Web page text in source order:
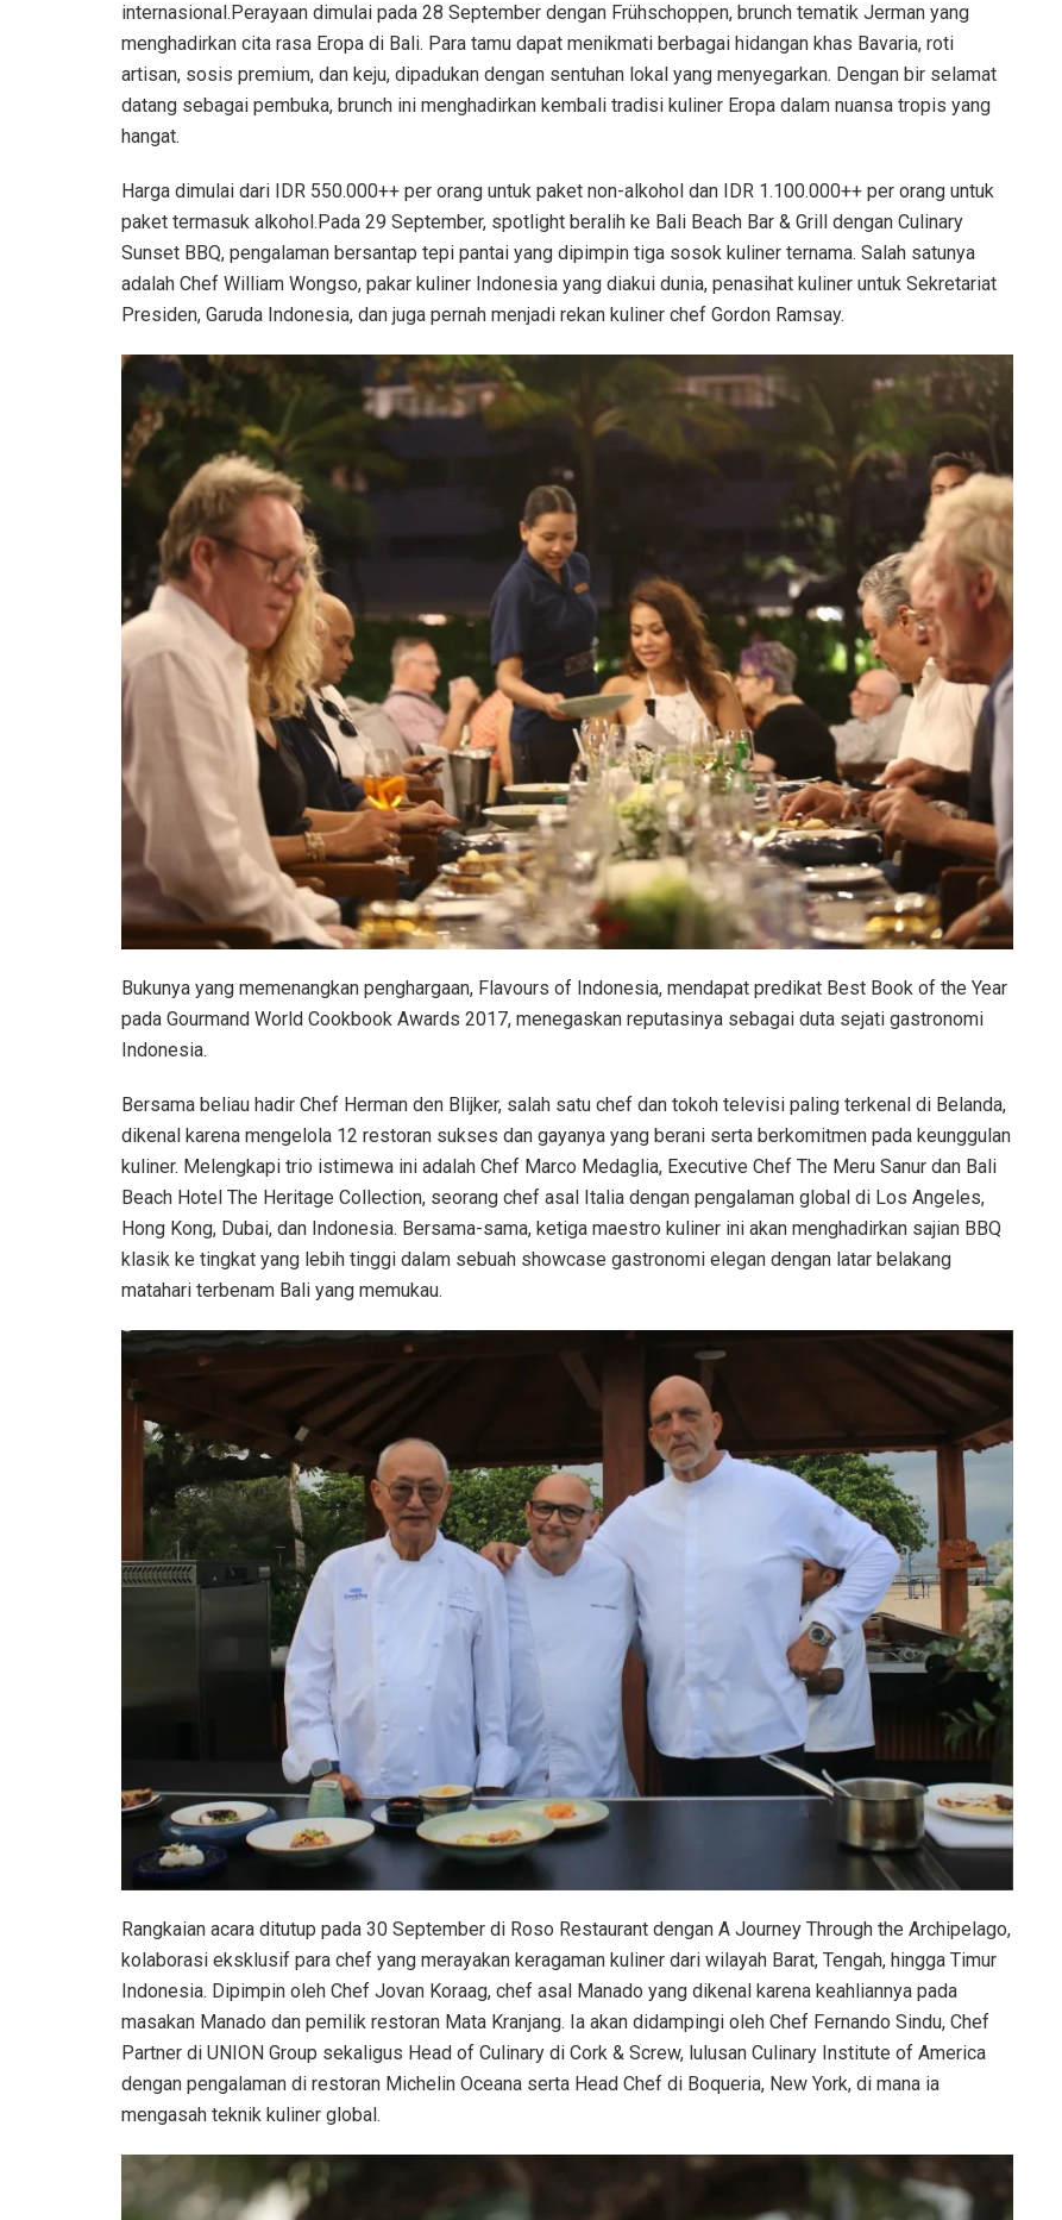
internasional.Perayaan dimulai pada 28 September dengan Frühschoppen, brunch tematik Jerman yang
menghadirkan cita rasa Eropa di Bali. Para tamu dapat menikmati berbagai hidangan khas Bavaria, roti
artisan, sosis premium, dan keju, dipadukan dengan sentuhan lokal yang menyegarkan. Dengan bir selamat
datang sebagai pembuka, brunch ini menghadirkan kembali tradisi kuliner Eropa dalam nuansa tropis yang
hangat.
Harga dimulai dari IDR 550.000++ per orang untuk paket non-alkohol dan IDR 1.100.000++ per orang untuk
paket termasuk alkohol.Pada 29 September, spotlight beralih ke Bali Beach Bar & Grill dengan Culinary
Sunset BBQ, pengalaman bersantap tepi pantai yang dipimpin tiga sosok kuliner ternama. Salah satunya
adalah Chef William Wongso, pakar kuliner Indonesia yang diakui dunia, penasihat kuliner untuk Sekretariat
Presiden, Garuda Indonesia, dan juga pernah menjadi rekan kuliner chef Gordon Ramsay.
Bukunya yang memenangkan penghargaan, Flavours of Indonesia, mendapat predikat Best Book of the Year
pada Gourmand World Cookbook Awards 2017, menegaskan reputasinya sebagai duta sejati gastronomi
Indonesia.
Bersama beliau hadir Chef Herman den Blijker, salah satu chef dan tokoh televisi paling terkenal di Belanda,
dikenal karena mengelola 12 restoran sukses dan gayanya yang berani serta berkomitmen pada keunggulan
kuliner. Melengkapi trio istimewa ini adalah Chef Marco Medaglia, Executive Chef The Meru Sanur dan Bali
Beach Hotel The Heritage Collection, seorang chef asal Italia dengan pengalaman global di Los Angeles,
Hong Kong, Dubai, dan Indonesia. Bersama-sama, ketiga maestro kuliner ini akan menghadirkan sajian BBQ
klasik ke tingkat yang lebih tinggi dalam sebuah showcase gastronomi elegan dengan latar belakang
matahari terbenam Bali yang memukau.
Rangkaian acara ditutup pada 30 September di Roso Restaurant dengan A Journey Through the Archipelago,
kolaborasi eksklusif para chef yang merayakan keragaman kuliner dari wilayah Barat, Tengah, hingga Timur
Indonesia. Dipimpin oleh Chef Jovan Koraag, chef asal Manado yang dikenal karena keahliannya pada
masakan Manado dan pemilik restoran Mata Kranjang. Ia akan didampingi oleh Chef Fernando Sindu, Chef
Partner di UNION Group sekaligus Head of Culinary di Cork & Screw, lulusan Culinary Institute of America
dengan pengalaman di restoran Michelin Oceana serta Head Chef di Boqueria, New York, di mana ia
mengasah teknik kuliner global.